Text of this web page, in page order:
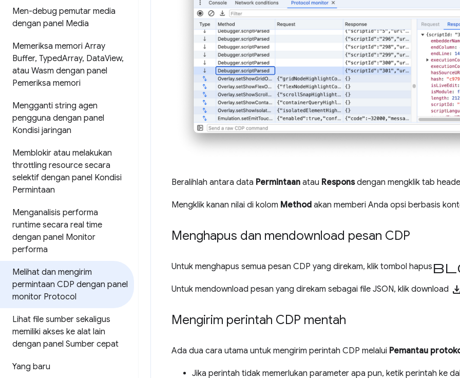
Men-debug pemutar media
dengan panel Media
Memeriksa memori Array
Buffer, TypedArray, DataView,
atau Wasm dengan panel
Pemeriksa memori
Mengganti string agen
pengguna dengan panel
Kondisi jaringan
Memblokir atau melakukan
throttling resource secara
selektif dengan panel Kondisi
Permintaan
Menganalisis performa
runtime secara real time
dengan panel Monitor
performa
Melihat dan mengirim
permintaan CDP dengan panel
monitor Protocol
Lihat file sumber sekaligus
memiliki akses ke alat lain
dengan panel Sumber cepat
Yang baru
Beralihlah antara data Permintaan atau Responsdengan mengklik tab
Mengklik kanan nilai di kolom Method akan memberi Anda opsi berbasis
Menghapus dan mendownload pesan CDP
Untuk menghapus semua pesan CDP yang direkam, klik tombol hapus
Untuk mendownload pesan yang direkam sebagai file JSON, klik download
Mengirim perintah CDP mentah
Ada dua cara utama untuk mengirim perintah CDP melalui Pemantau
Jika perintah tidak memerlukan parameter apa pun, ketik perintah ke